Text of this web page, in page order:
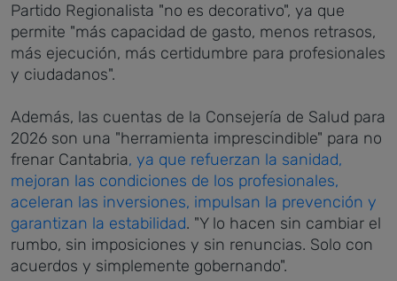
Partido Regionalista "no es decorativo", ya que
permite "más capacidad de gasto, menos retrasos,
más ejecución, más certidumbre para profesionales
y ciudadanos".
Además, las cuentas de la Consejería de Salud para
2026 son una "herramienta imprescindible" para no
frenar Cantabria, ya que refuerzan la sanidad,
mejoran las condiciones de los profesionales,
aceleran las inversiones, impulsan la prevención y
garantizan la estabilidad. "Y lo hacen sin cambiar el
rumbo, sin imposiciones y sin renuncias. Solo con
acuerdos y simplemente gobernando".